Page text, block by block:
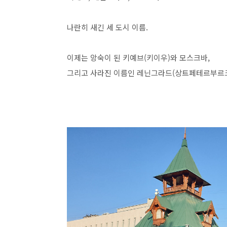
나란히 새긴 세 도시 이름.
이제는 앙숙이 된 키예브(키이우)와 모스크바,
그리고 사라진 이름인 레닌그라드(상트페테르부르